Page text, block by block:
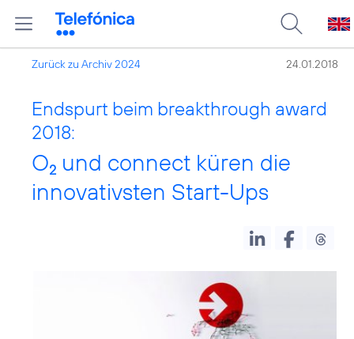
Zurück zu Archiv 2024 24.01.2018
Endspurt beim breakthrough award
2018:
O2 und connect küren die
innovativsten Start-Ups